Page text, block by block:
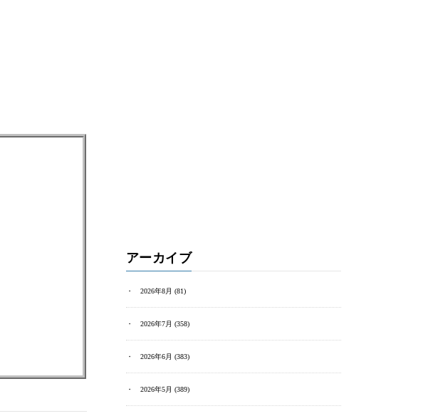
アーカイブ
2026年8月 (81)
2026年7月 (358)
2026年6月 (383)
2026年5月 (389)